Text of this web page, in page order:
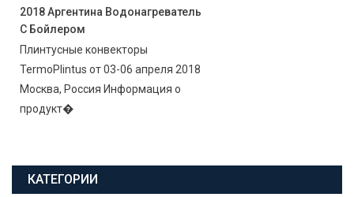
2018 Аргентина Водонагреватель
С Бойлером
Плинтусные конвекторы
TermoPlintus от 03-06 апреля 2018
Москва, Россия Информация о
продукт�
КАТЕГОРИИ